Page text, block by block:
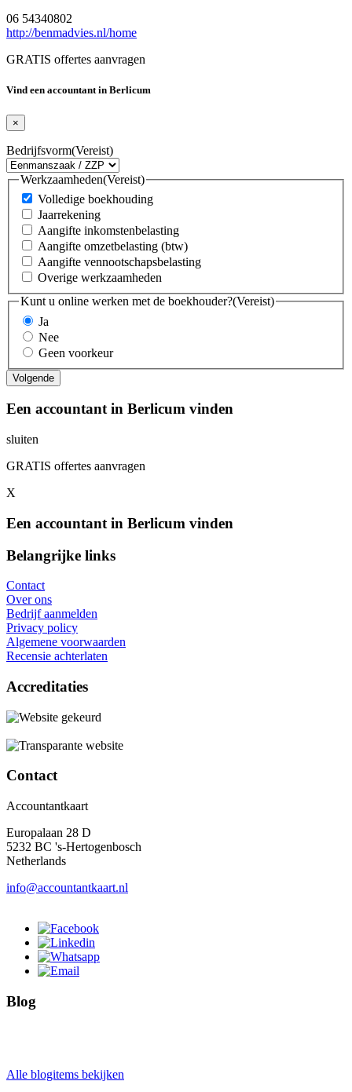
06 54340802
http://benmadvies.nl/home
GRATIS offertes aanvragen
Vind een accountant in Berlicum
×
Bedrijfsvorm(Vereist)
Werkzaamheden(Vereist)
Volledige boekhouding
Jaarrekening
Aangifte inkomstenbelasting
Aangifte omzetbelasting (btw)
Aangifte vennootschapsbelasting
Overige werkzaamheden
Kunt u online werken met de boekhouder?(Vereist)
Ja
Nee
Geen voorkeur
Een accountant in Berlicum vinden
sluiten
GRATIS offertes aanvragen
X
Een accountant in Berlicum vinden
Belangrijke links
Contact
Over ons
Bedrijf aanmelden
Privacy policy
Algemene voorwaarden
Recensie achterlaten
Accreditaties
Contact
Accountantkaart
Europalaan 28 D
5232 BC 's-Hertogenbosch
Netherlands
info@accountantkaart.nl
Blog
Alle blogitems bekijken